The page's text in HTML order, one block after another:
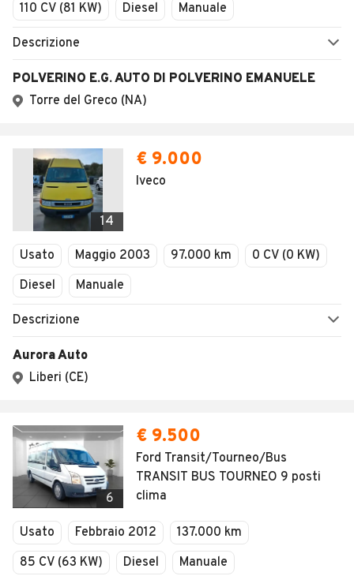
110 CV (81 KW)
Diesel Manuale
Descrizione
POLVERINO E.G. AUTO DI POLVERINO EMANUELE
Torre del Greco (NA)
14
€ 9.000
Iveco
Usato Maggio 2003 97.000 km
0 CV (0 KW)
Diesel
Manuale
Descrizione
Aurora Auto
Liberi (CE)
6
€ 9.500
Ford Transit/Tourneo/Bus
TRANSIT BUS TOURNEO 9 posti
clima
Usato Febbraio 2012
137.000 km
85 CV (63 KW)
Diesel Manuale